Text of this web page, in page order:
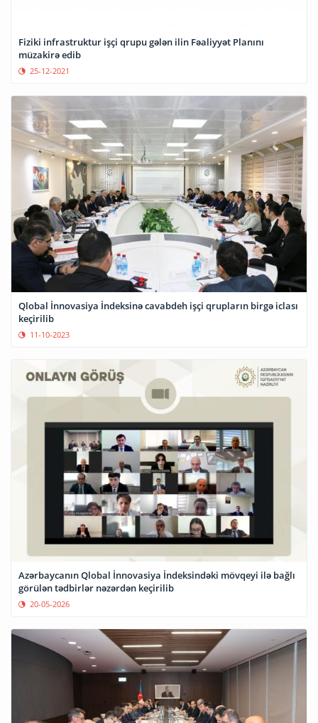
Fiziki infrastruktur işçi qrupu gələn ilin Fəaliyyət Planını
müzakirə edib
25-12-2021
Qlobal İnnovasiya İndeksinə cavabdeh işçi qrupların birgə iclası
keçirilib
11-10-2023
Azərbaycanın Qlobal İnnovasiya İndeksindəki mövqeyi ilə bağlı
görülən tədbirlər nəzərdən keçirilib
20-05-2026